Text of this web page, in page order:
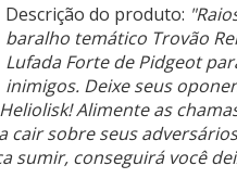
Descrição do produto:
baralho temático Trovão
Lufada Forte de Pidgeot
inimigos. Deixe seus
Alimente as
cair sobre seus
sumir, conseguirá você